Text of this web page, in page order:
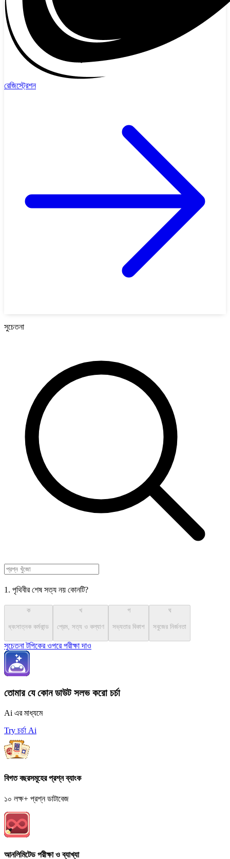
রেজিস্ট্রেশন
সুচেতনা
1. পৃথিবীর শেষ সত্য নয় কোনটি?
ক
ধ্বংসাত্নক কর্মকান্ড
খ
প্রেম, সত্য ও কল্যাণ
গ
সভ্যতার বিকাশ
ঘ
সবুজের নির্জনতা
সুচেতনা টপিকের ওপরে পরীক্ষা দাও
তোমার যে কোন ডাউট সলভ করো চর্চা
Ai এর মাধ্যমে
Try চর্চা Ai
বিগত বছরসমূহের প্রশ্ন ব্যাংক
১০ লক্ষ+ প্রশ্ন ডাটাবেজ
আনলিমিটেড পরীক্ষা ও ব্যাখ্যা